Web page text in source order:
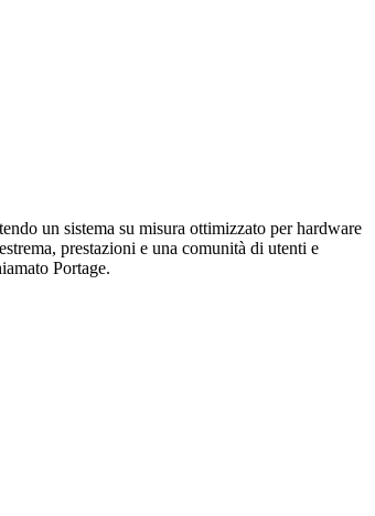
un sistema su misura ottimizzato per hardware
prestazioni e una comunità di utenti e
Portage.